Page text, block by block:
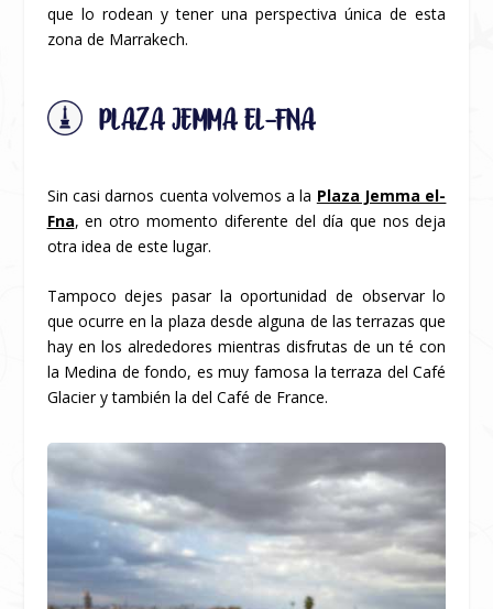
que lo rodean y tener una perspectiva única de esta
zona de Marrakech.
PLAZA JEMMA EL-FNA
Sin casi darnos cuenta volvemos a la Plaza Jemma el-
Fna, en otro momento diferente del día que nos deja
otra idea de este lugar.
Tampoco dejes pasar la oportunidad de observar lo
que ocurre en la plaza desde alguna de las terrazas que
hay en los alrededores mientras disfrutas de un té con
la Medina de fondo, es muy famosa la terraza del Café
Glacier y también la del Café de France.